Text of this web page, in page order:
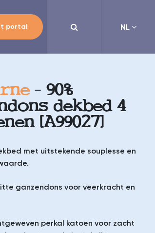
portal 

NL
- 90%
dekbed 4
[A99027]
met uitstekende souplesse en
ganzendons voor veerkracht en
perkal katoen voor zacht